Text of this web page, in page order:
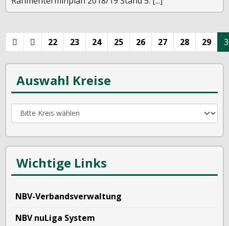
22 23 24 25 26 27 28 29
Auswahl Kreise
Wichtige Links
NBV-Verbandsverwaltung
NBV nuLiga System